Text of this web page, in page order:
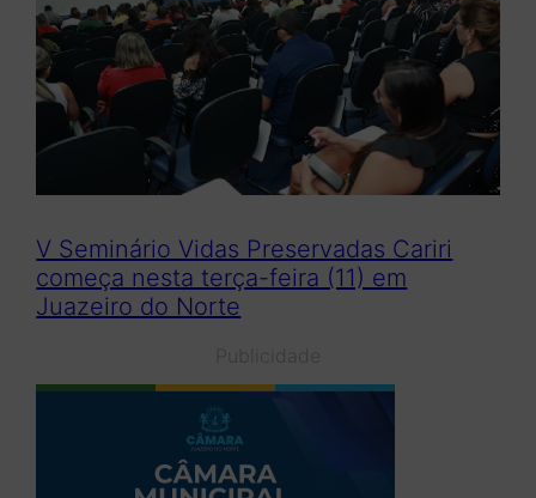
V Seminário Vidas Preservadas Cariri
começa nesta terça-feira (11) em
Juazeiro do Norte
Publicidade